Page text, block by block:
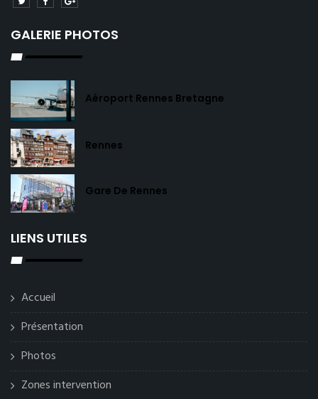
GALERIE PHOTOS
Aéroport Rennes Bretagne
Rennes
Gare De Rennes
LIENS UTILES
Accueil
Présentation
Photos
Zones intervention